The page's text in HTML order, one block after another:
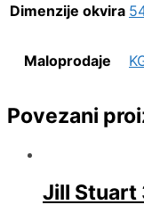
Dimenzije okvira
Maloprodaje
Povezani
Jill Stuart